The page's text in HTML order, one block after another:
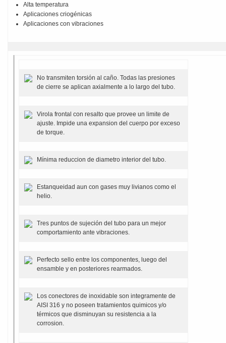
Alta temperatura
Aplicaciones criogénicas
Aplicaciones con vibraciones
No transmiten torsión al caño. Todas las presiones
de cierre se aplican axialmente a lo largo del tubo.
Virola frontal con resalto que provee un limite de
ajuste. Impide una expansion del cuerpo por exceso
de torque.
Mínima reduccion de diametro interior del tubo.
Estanqueidad aun con gases muy livianos como el
helio.
Tres puntos de sujeción del tubo para un mejor
comportamiento ante vibraciones.
Perfecto sello entre los componentes, luego del
ensamble y en posteriores rearmados.
Los conectores de inoxidable son integramente de
AISI 316 y no poseen tratamientos quimicos y/o
térmicos que disminuyan su resistencia a la
corrosion.